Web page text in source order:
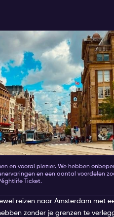
en vooral plezier. We hebben
en een aantal voordelen
Ticket.
reizen naar Amsterdam met
zonder je grenzen te